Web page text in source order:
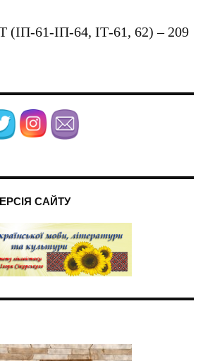
(ІП-61-ІП-64, ІТ-61, 62) – 209
САЙТУ